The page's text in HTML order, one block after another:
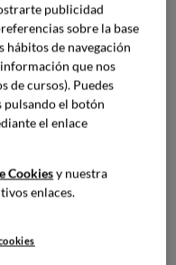
Además, se debe
de carne, sino que
comensal. Aun así, se
a una temperatura
quede sellada
los 45 grados y el
publicidad
sobre la base
de navegación
que nos
de cursos). Puedes
pulsando el botón
el enlace
Cookiesy nuestra
enlaces.